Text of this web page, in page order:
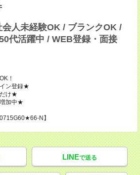
人未経験OK / ブランクOK /
代活躍中 / WEB登録・面接
！
ン登録★
だけ★
加中★
N】
LINEで送る